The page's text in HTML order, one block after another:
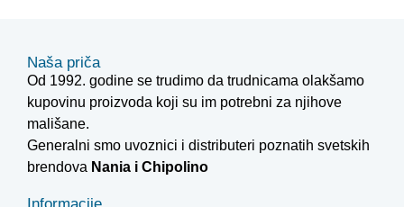
Naša priča
Od 1992. godine se trudimo da trudnicama olakšamo
kupovinu proizvoda koji su im potrebni za njihove
mališane.
Generalni smo uvoznici i distributeri poznatih svetskih
brendova Nania i Chipolino